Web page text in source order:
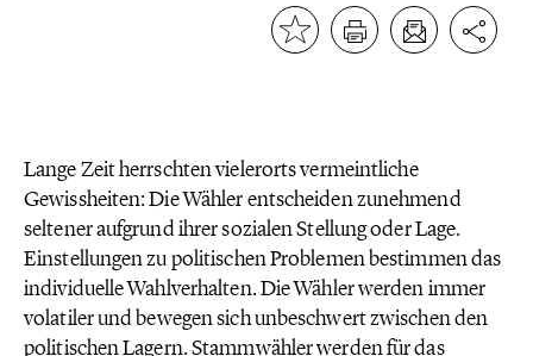
Lange Zeit herrschten vielerorts vermeintliche
Gewissheiten: Die Wähler entscheiden zunehmend
seltener aufgrund ihrer sozialen Stellung oder Lage.
Einstellungen zu politischen Problemen bestimmen das
individuelle Wahlverhalten. Die Wähler werden immer
volatiler und bewegen sich unbeschwert zwischen den
politischen Lagern. Stammwähler werden für das